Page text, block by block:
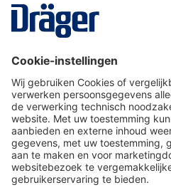
Dräger klantenservice
Over Dräger
Bestellen in onze